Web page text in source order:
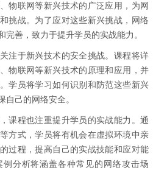
物联网等新兴技术的广泛应用，为网
挑战。为了应对这些新兴挑战，网络
完善，致力于提升学员的实战能力。
注于新兴技术的安全挑战。课程将详
物联网等新兴技术的原理和应用，并
学员将学习如何识别和防范这些新兴
自己的网络安全。
课程也注重提升学员的实战能力。通
方式，学员将有机会在虚拟环境中亲
过程，提高自己的实战技能和应对能
分析将涵盖各种常见的网络攻击场